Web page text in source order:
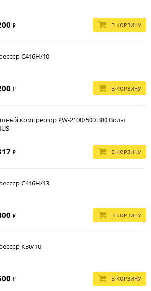
₽ В КОРЗИНУ
С416Н/10
₽ В КОРЗИНУ
компрессор PW-2100/500 380 Вольт
₽ В КОРЗИНУ
С416Н/13
₽ В КОРЗИНУ
К30/10
₽ В КОРЗИНУ